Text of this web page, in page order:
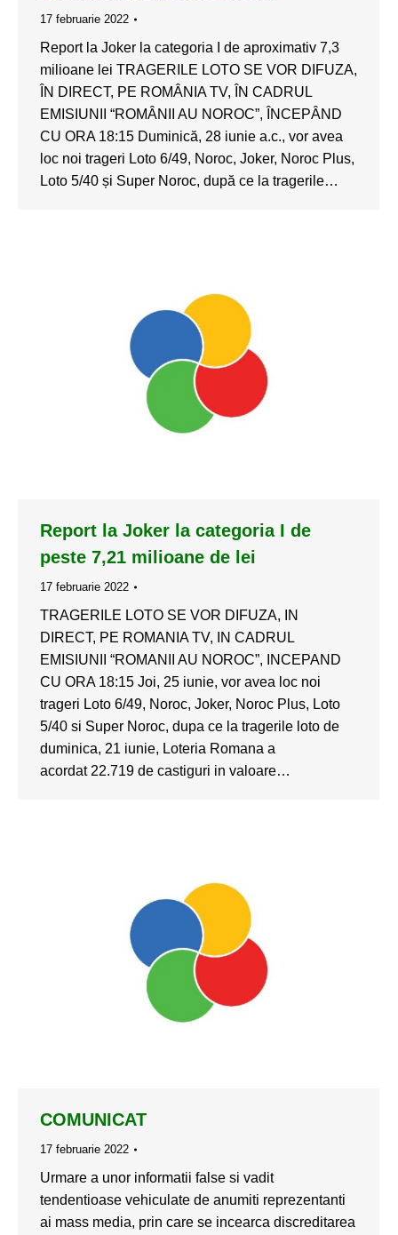
17 februarie 2022
Report la Joker la categoria I de aproximativ 7,3
milioane lei TRAGERILE LOTO SE VOR DIFUZA,
ÎN DIRECT, PE ROMÂNIA TV, ÎN CADRUL
EMISIUNII “ROMÂNII AU NOROC”, ÎNCEPÂND
CU ORA 18:15 Duminică, 28 iunie a.c., vor avea
loc noi trageri Loto 6/49, Noroc, Joker, Noroc Plus,
Loto 5/40 și Super Noroc, după ce la tragerile…
Report la Joker la categoria I de
peste 7,21 milioane de lei
17 februarie 2022
TRAGERILE LOTO SE VOR DIFUZA, IN
DIRECT, PE ROMANIA TV, IN CADRUL
EMISIUNII “ROMANII AU NOROC”, INCEPAND
CU ORA 18:15 Joi, 25 iunie, vor avea loc noi
trageri Loto 6/49, Noroc, Joker, Noroc Plus, Loto
5/40 si Super Noroc, dupa ce la tragerile loto de
duminica, 21 iunie, Loteria Romana a
acordat 22.719 de castiguri in valoare…
COMUNICAT
17 februarie 2022
Urmare a unor informatii false si vadit
tendentioase vehiculate de anumiti reprezentanti
ai mass media, prin care se incearca discreditarea